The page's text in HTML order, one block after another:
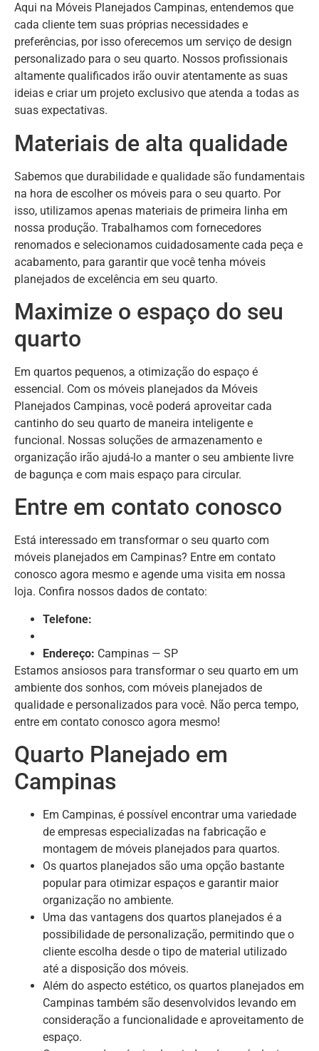
Aqui na Móveis Planejados Campinas, entendemos que
cada cliente tem suas próprias necessidades e
preferências, por isso oferecemos um serviço de design
personalizado para o seu quarto. Nossos profissionais
altamente qualificados irão ouvir atentamente as suas
ideias e criar um projeto exclusivo que atenda a todas as
suas expectativas.
Materiais de alta qualidade
Sabemos que durabilidade e qualidade são fundamentais
na hora de escolher os móveis para o seu quarto. Por
isso, utilizamos apenas materiais de primeira linha em
nossa produção. Trabalhamos com fornecedores
renomados e selecionamos cuidadosamente cada peça e
acabamento, para garantir que você tenha móveis
planejados de excelência em seu quarto.
Maximize o espaço do seu
quarto
Em quartos pequenos, a otimização do espaço é
essencial. Com os móveis planejados da Móveis
Planejados Campinas, você poderá aproveitar cada
cantinho do seu quarto de maneira inteligente e
funcional. Nossas soluções de armazenamento e
organização irão ajudá-lo a manter o seu ambiente livre
de bagunça e com mais espaço para circular.
Entre em contato conosco
Está interessado em transformar o seu quarto com
móveis planejados em Campinas? Entre em contato
conosco agora mesmo e agende uma visita em nossa
loja. Confira nossos dados de contato:
Telefone:
Endereço: Campinas — SP
Estamos ansiosos para transformar o seu quarto em um
ambiente dos sonhos, com móveis planejados de
qualidade e personalizados para você. Não perca tempo,
entre em contato conosco agora mesmo!
Quarto Planejado em
Campinas
Em Campinas, é possível encontrar uma variedade
de empresas especializadas na fabricação e
montagem de móveis planejados para quartos.
Os quartos planejados são uma opção bastante
popular para otimizar espaços e garantir maior
organização no ambiente.
Uma das vantagens dos quartos planejados é a
possibilidade de personalização, permitindo que o
cliente escolha desde o tipo de material utilizado
até a disposição dos móveis.
Além do aspecto estético, os quartos planejados em
Campinas também são desenvolvidos levando em
consideração a funcionalidade e aproveitamento de
espaço.